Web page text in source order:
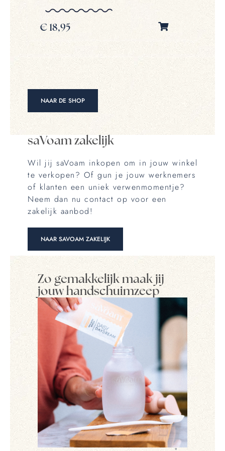
€ 18,95
NAAR DE SHOP
saVoam zakelijk
Wil jij saVoam inkopen om in jouw winkel
te verkopen? Of gun je jouw werknemers
of klanten een uniek verwenmomentje?
Neem dan nu contact op voor een
zakelijk aanbod!
NAAR SAVOAM ZAKELIJK
Zo gemakkelijk maak jij
jouw handschuimzeep